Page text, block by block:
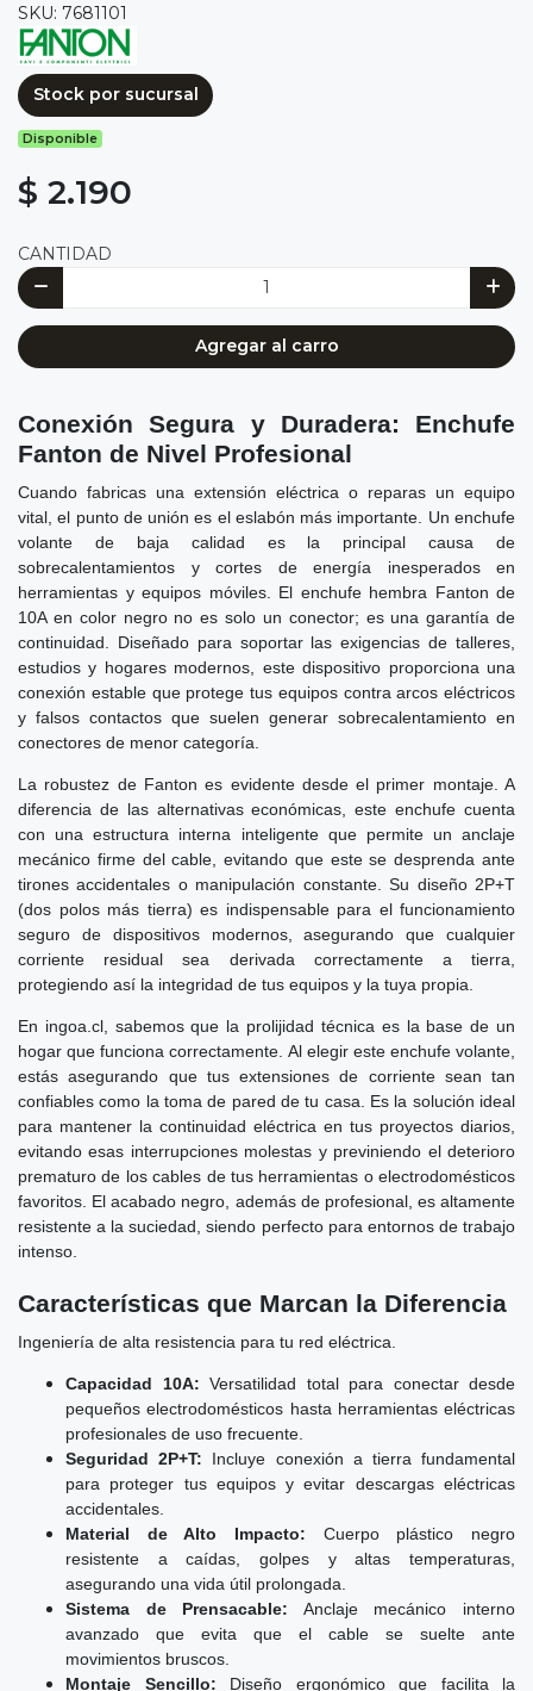
SKU: 7681101
Stock por sucursal
Disponible
$ 2.190
CANTIDAD
Agregar al carro
Conexión Segura y Duradera: Enchufe
Fanton de Nivel Profesional
Cuando fabricas una extensión eléctrica o reparas un equipo
vital, el punto de unión es el eslabón más importante. Un enchufe
volante de baja calidad es la principal causa de
sobrecalentamientos y cortes de energía inesperados en
herramientas y equipos móviles. El enchufe hembra Fanton de
10A en color negro no es solo un conector; es una garantía de
continuidad. Diseñado para soportar las exigencias de talleres,
estudios y hogares modernos, este dispositivo proporciona una
conexión estable que protege tus equipos contra arcos eléctricos
y falsos contactos que suelen generar sobrecalentamiento en
conectores de menor categoría.
La robustez de Fanton es evidente desde el primer montaje. A
diferencia de las alternativas económicas, este enchufe cuenta
con una estructura interna inteligente que permite un anclaje
mecánico firme del cable, evitando que este se desprenda ante
tirones accidentales o manipulación constante. Su diseño 2P+T
(dos polos más tierra) es indispensable para el funcionamiento
seguro de dispositivos modernos, asegurando que cualquier
corriente residual sea derivada correctamente a tierra,
protegiendo así la integridad de tus equipos y la tuya propia.
En ingoa.cl, sabemos que la prolijidad técnica es la base de un
hogar que funciona correctamente. Al elegir este enchufe volante,
estás asegurando que tus extensiones de corriente sean tan
confiables como la toma de pared de tu casa. Es la solución ideal
para mantener la continuidad eléctrica en tus proyectos diarios,
evitando esas interrupciones molestas y previniendo el deterioro
prematuro de los cables de tus herramientas o electrodomésticos
favoritos. El acabado negro, además de profesional, es altamente
resistente a la suciedad, siendo perfecto para entornos de trabajo
intenso.
Características que Marcan la Diferencia
Ingeniería de alta resistencia para tu red eléctrica.
Capacidad 10A: Versatilidad total para conectar desde
pequeños electrodomésticos hasta herramientas eléctricas
profesionales de uso frecuente.
Seguridad 2P+T: Incluye conexión a tierra fundamental
para proteger tus equipos y evitar descargas eléctricas
accidentales.
Material de Alto Impacto: Cuerpo plástico negro
resistente a caídas, golpes y altas temperaturas,
asegurando una vida útil prolongada.
Sistema de Prensacable: Anclaje mecánico interno
avanzado que evita que el cable se suelte ante
movimientos bruscos.
Montaje Sencillo: Diseño ergonómico que facilita la